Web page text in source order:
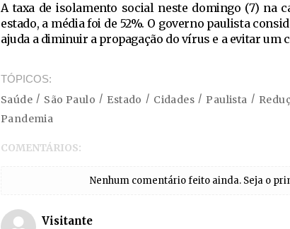
A taxa de isolamento social neste domingo (7) na
estado, a média foi de 52%. O governo paulista
ajuda a diminuir a propagação do vírus e a evitar um
TÓPICOS
Saúde São Paulo Estado Cidades Paulista
Pandemia
COMENTÁRIOS:
Nenhum comentário feito ainda. Seja o
Visitante